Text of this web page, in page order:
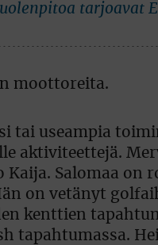
tarjoavat
tai useampia
aktiviteettejä.
Salomaa on
on vetänyt
kenttien
tapahtumassa.